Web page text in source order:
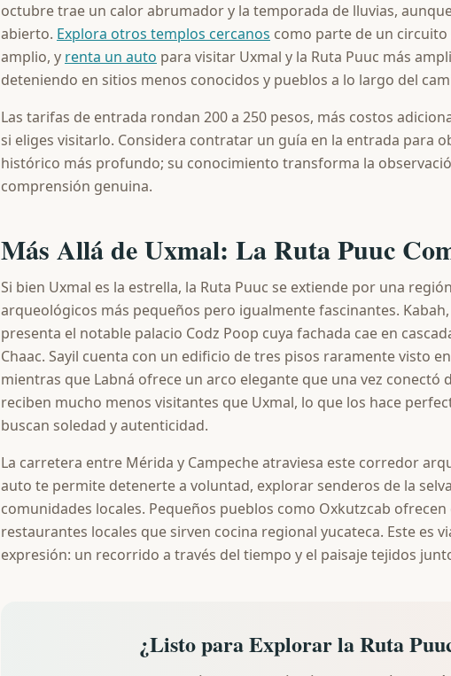
octubre trae un calor abrumador y la temporada de lluvias,
abierto. Explora otros templos cercanos como parte de un
amplio, y renta un auto para visitar Uxmal y la Ruta Puuc más
deteniendo en sitios menos conocidos y pueblos a lo largo del
Las tarifas de entrada rondan 200 a 250 pesos, más costos
si eliges visitarlo. Considera contratar un guía en la entrada para
histórico más profundo; su conocimiento transforma la
comprensión genuina.
Más Allá de Uxmal: La Ruta Puuc
Si bien Uxmal es la estrella, la Ruta Puuc se extiende por una
arqueológicos más pequeños pero igualmente fascinantes. Kabah,
presenta el notable palacio Codz Poop cuya fachada cae en
Chaac. Sayil cuenta con un edificio de tres pisos raramente visto
mientras que Labná ofrece un arco elegante que una vez conectó
reciben mucho menos visitantes que Uxmal, lo que los hace
buscan soledad y autenticidad.
La carretera entre Mérida y Campeche atraviesa este corredor
auto te permite detenerte a voluntad, explorar senderos de la
comunidades locales. Pequeños pueblos como Oxkutzcab ofrecen
restaurantes locales que sirven cocina regional yucateca. Este es
expresión: un recorrido a través del tiempo y el paisaje tejidos
¿Listo para Explorar la Ruta